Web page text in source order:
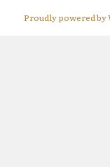
Proudly powered by